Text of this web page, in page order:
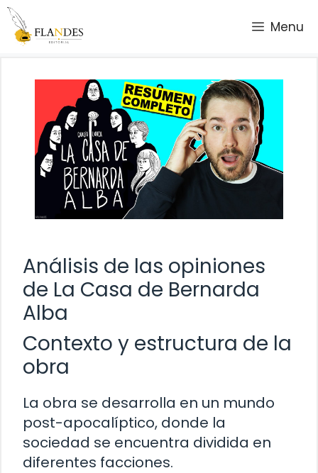
Saltar
contenido
Menu
Análisis de las opiniones
de La Casa de Bernarda
Alba
Contexto y estructura de la
obra
La obra se desarrolla en un mundo
post-apocalíptico, donde la
sociedad se encuentra dividida en
diferentes facciones.